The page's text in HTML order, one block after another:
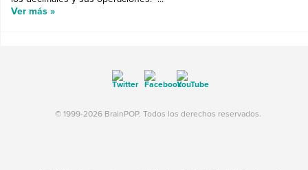
Ver más »
© 1999-2026 BrainPOP. Todos los derechos reservados.